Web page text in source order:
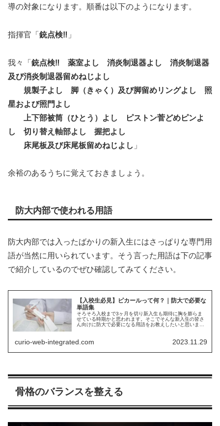
導の対象になります。順番は以下のようになります。
指揮官「 銃点検‼ 」
我々「 銃点検‼ 薬室よし 消炎制退器よし 消炎制退器
及び消炎制退器留めねじよし
規製子よし 脚（きゃく）及び脚留めリングよし 照
星および照門よし
上下部被筒（ひとう）よし ピストン菅どめピンよ
し 切り替え軸部よし 握把よし
床尾板及び床尾板留めねじよし 」
余裕のあるうちに覚えておきましょう。
防大内部で使われる用語
防大内部では入ったばかりの新入生にはさっぱりな専門用
語が当然に用いられています。そう言った用語は下の記事
で紹介しているのでぜひ確認してみてください。
【入校生必見】ピカールって何？｜防大で必要な
単語集
そろそろ入校まで3ヶ月を切り新入生も期待に胸を膨らま
せている時期かと思われます。そこでそんな新入生の皆さ
ん向けに防大で必要になる用語をお教えしたいと思いま
ましょう。
curio-web-integrated.com 2023.11.29
骨格のバランスを整える